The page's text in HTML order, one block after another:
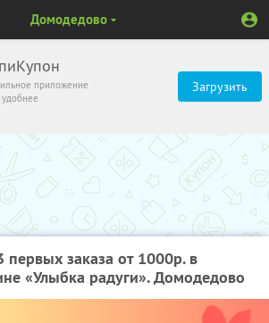
приложение
Загрузить
Домодедово
первых заказа от 1000р. в
«Улыбка радуги». Домодедово